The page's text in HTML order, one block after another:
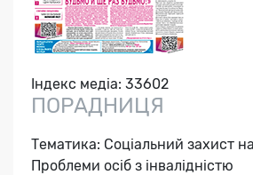
Індекс медіа: 33602
ПОРАДНИЦЯ
Тематика: Соціальний захист
Проблеми осіб з інвалідністю